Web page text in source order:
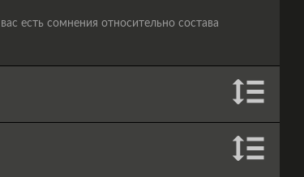
есть сомнения относительно состава